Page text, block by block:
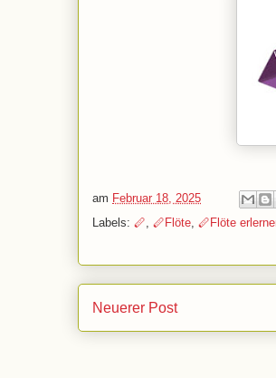
am Februar 18, 2025
Labels: 🪈 🪈Flöte 🪈Flöte
Neuerer Post